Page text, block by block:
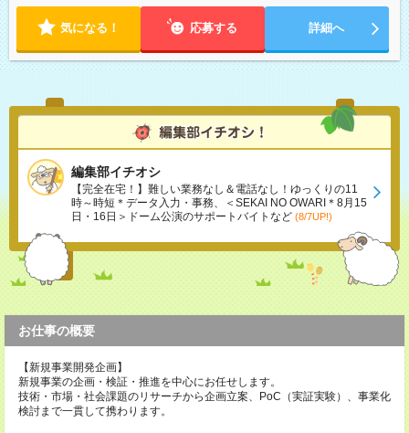
気になる！ 応募する 詳細へ
編集部イチオシ
【完全在宅！】難しい業務なし＆電話なし！ゆっくりの11
時～時短＊データ入力・事務、＜SEKAI NO OWARI＊8月15
日・16日＞ドーム公演のサポートバイトなど (8/7UP!)
お仕事の概要
【新規事業開発企画】
新規事業の企画・検証・推進を中心にお任せします。
技術・市場・社会課題のリサーチから企画立案、PoC（実証実験）、事業化
検討まで一貫して携わります。